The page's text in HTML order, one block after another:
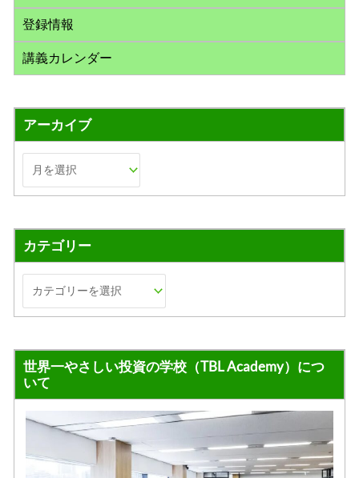
登録情報
講義カレンダー
アーカイブ
カテゴリー
世界一やさしい投資の学校（TBL Academy）につ
いて